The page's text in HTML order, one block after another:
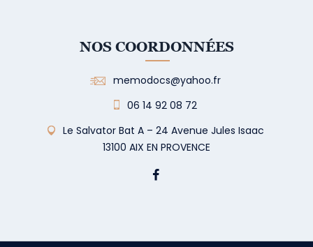
NOS COORDONNÉES
memodocs@yahoo.fr
06 14 92 08 72
Le Salvator Bat A – 24 Avenue Jules Isaac
13100 AIX EN PROVENCE